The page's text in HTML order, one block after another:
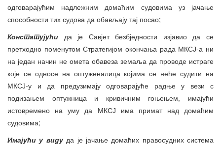
одговарајућим надлежним домаћим судовима уз јачање
способности тих судова да обављају тај посао;
Констатујући да је Савјет безбједности изјавио да се
претходно поменутом Стратегијом окончања рада МКСЈ-а ни
на један начин не омета обавеза земаља да проводе истраге
које се односе на оптуженалица којима се неће судити на
МКСЈ-у и да предузимају одговарајуће радње у вези с
подизањем оптужница и кривичним гоњењем, имајући
истовремено на уму да МКСЈ има примат над домаћим
судовима;
Имајући у виду да је јачање домаћих правосудних система